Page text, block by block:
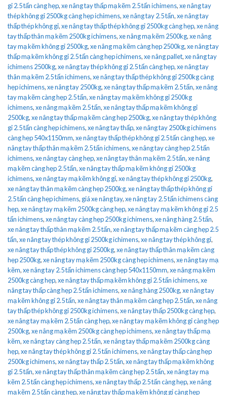
gỉ 2.5 tấn càng hẹp,xe nâng tay thấp mạ kẽm 2.5 tấn ichimens,xe nâng tay
thép không gỉ 2500kg càng hẹp ichimens,xe nâng tay 2.5 tấn,xe nâng tay
thấp thép không gỉ,xe nâng tay thấp thép không gỉ 2500kg càng hẹp,xe nâng
tay thấp thân mạ kẽm 2500kg ichimens,xe nâng mạ kẽm 2500kg,xe nâng
tay mạ kẽm không gỉ 2500kg,xe nâng mạ kẽm càng hẹp 2500kg,xe nâng tay
thấp mạ kẽm không gỉ 2.5 tấn càng hẹp ichimens,xe nâng pallet,xe nâng tay
ichimens 2500kg,xe nâng tay thép không gỉ 2.5 tấn càng hẹp,xe nâng tay
thân mạ kẽm 2.5 tấn ichimens,xe nâng tay thấp thép không gỉ 2500kg càng
hẹp ichimens,xe nâng tay 2500kg,xe nâng tay thấp mạ kẽm 2.5 tấn,xe nâng
tay mạ kẽm càng hẹp 2.5 tấn,xe nâng tay mạ kẽm không gỉ 2500kg
ichimens,xe nâng mạ kẽm 2.5 tấn,xe nâng tay thấp mạ kẽm không gỉ
2500kg,xe nâng tay thấp mạ kẽm càng hẹp 2500kg,xe nâng tay thép không
gỉ 2.5 tấn càng hẹp ichimens,xe nâng tay thấp,xe nâng tay 2500kg ichimens
càng hẹp 540x1150mm,xe nâng tay thấp thép không gỉ 2.5 tấn càng hẹp,xe
nâng tay thấp thân mạ kẽm 2.5 tấn ichimens,xe nâng tay càng hẹp 2.5 tấn
ichimens,xe nâng tay càng hẹp,xe nâng tay thân mạ kẽm 2.5 tấn,xe nâng
mạ kẽm càng hẹp 2.5 tấn,xe nâng tay thấp mạ kẽm không gỉ 2500kg
ichimens,xe nâng tay mạ kẽm không gỉ,xe nâng tay thép không gỉ 2500kg,
xe nâng tay thân mạ kẽm càng hẹp 2500kg,xe nâng tay thấp thép không gỉ
2.5 tấn càng hẹp ichimens, giá xe nâng tay,xe nâng tay 2.5 tấn ichimens càng
hẹp,xe nâng tay mạ kẽm 2500kg càng hẹp,xe nâng tay mạ kẽm không gỉ 2.5
tấn ichimens,xe nâng tay càng hẹp 2500kg ichimens,xe nâng hàng 2.5 tấn,
xe nâng tay thấp thân mạ kẽm 2.5 tấn,xe nâng tay thấp mạ kẽm càng hẹp 2.5
tấn,xe nâng tay thép không gỉ 2500kg ichimens,xe nâng tay thép không gỉ,
xe nâng tay thấp thép không gỉ 2500kg,xe nâng tay thấp thân mạ kẽm càng
hẹp 2500kg,xe nâng tay mạ kẽm 2500kg càng hẹp ichimens,xe nâng tay mạ
kẽm,xe nâng tay 2.5 tấn ichimens càng hẹp 540x1150mm,xe nâng mạ kẽm
2500kg càng hẹp,xe nâng tay thấp mạ kẽm không gỉ 2.5 tấn ichimens,xe
nâng tay thấp càng hẹp 2.5 tấn ichimens,xe nâng hàng 2500kg,xe nâng tay
mạ kẽm không gỉ 2.5 tấn,xe nâng tay thân mạ kẽm càng hẹp 2.5 tấn,xe nâng
tay thấp thép không gỉ 2500kg ichimens,xe nâng tay thấp 2500kg càng hẹp,
xe nâng tay mạ kẽm 2.5 tấn càng hẹp,xe nâng tay mạ kẽm không gỉ càng hẹp
2500kg,xe nâng mạ kẽm 2500kg càng hẹp ichimens,xe nâng tay thấp mạ
kẽm,xe nâng tay càng hẹp 2.5 tấn,xe nâng tay thấp mạ kẽm 2500kg càng
hẹp,xe nâng tay thép không gỉ 2.5 tấn ichimens,xe nâng tay thấp càng hẹp
2500kg ichimens,xe nâng tay thấp 2.5 tấn,xe nâng tay thấp mạ kẽm không
gỉ 2.5 tấn,xe nâng tay thấp thân mạ kẽm càng hẹp 2.5 tấn,xe nâng tay mạ
kẽm 2.5 tấn càng hẹp ichimens,xe nâng tay thấp 2.5 tấn càng hẹp,xe nâng
mạ kẽm 2.5 tấn càng hẹp,xe nâng tay thấp mạ kẽm không gỉ càng hẹp